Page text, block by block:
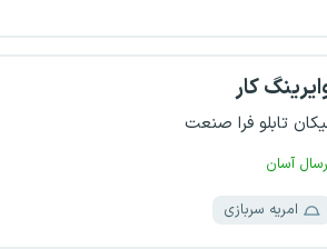
کار
تابلو فرا صنعت
آسان
امریه سربازی